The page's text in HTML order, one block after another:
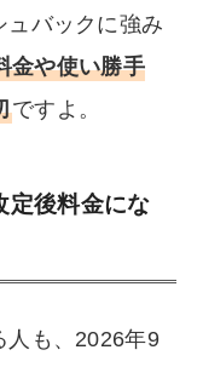
ュバックに強み
金や使い勝手
ですよ。
定後料金にな
人も、2026年9